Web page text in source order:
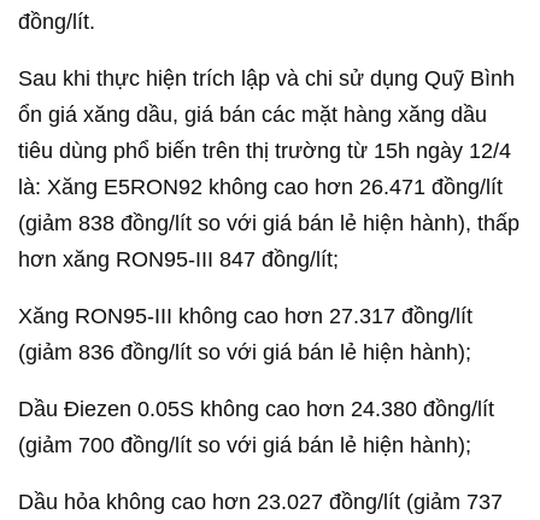
đồng/lít.
Sau khi thực hiện trích lập và chi sử dụng Quỹ Bình
ổn giá xăng dầu, giá bán các mặt hàng xăng dầu
tiêu dùng phổ biến trên thị trường từ 15h ngày 12/4
là: Xăng E5RON92 không cao hơn 26.471 đồng/lít
(giảm 838 đồng/lít so với giá bán lẻ hiện hành), thấp
hơn xăng RON95-III 847 đồng/lít;
Xăng RON95-III không cao hơn 27.317 đồng/lít
(giảm 836 đồng/lít so với giá bán lẻ hiện hành);
Dầu Điezen 0.05S không cao hơn 24.380 đồng/lít
(giảm 700 đồng/lít so với giá bán lẻ hiện hành);
Dầu hỏa không cao hơn 23.027 đồng/lít (giảm 737